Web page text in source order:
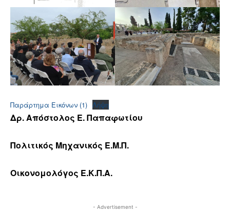
Παράρτημα Εικόνων (1) Λήψη
Δρ. Απόστολος Ε. Παπαφωτίου
Πολιτικός Μηχανικός Ε.Μ.Π.
Οικονομολόγος Ε.Κ.Π.Α.
- Advertisement -